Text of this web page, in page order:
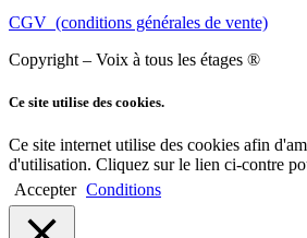
CGV (conditions générales de vente)
Copyright – Voix à tous les étages ®
Ce site utilise des cookies.
Ce site internet utilise des cookies afin
d'utilisation. Cliquez sur le lien ci-contre
Accepter Conditions